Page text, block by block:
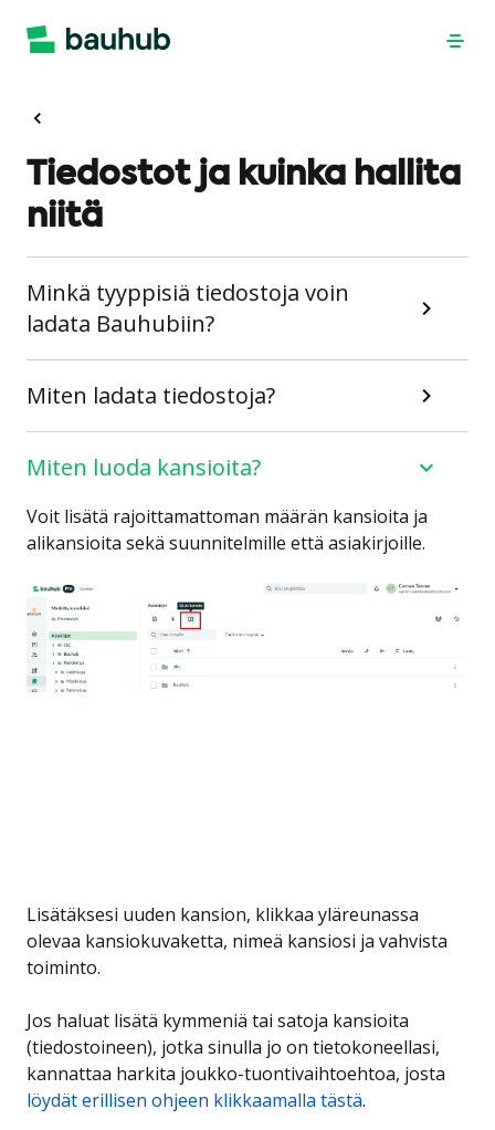
Tiedostot ja kuinka hallita
niitä
Minkä tyyppisiä tiedostoja voin
ladata Bauhubiin?
Miten ladata tiedostoja?
Miten luoda kansioita?
Voit lisätä rajoittamattoman määrän kansioita ja
alikansioita sekä suunnitelmille että asiakirjoille.
Lisätäksesi uuden kansion, klikkaa yläreunassa
olevaa kansiokuvaketta, nimeä kansiosi ja vahvista
toiminto.
Jos haluat lisätä kymmeniä tai satoja kansioita
(tiedostoineen), jotka sinulla jo on tietokoneellasi,
kannattaa harkita joukko-tuontivaihtoehtoa, josta
löydät erillisen ohjeen klikkaamalla tästä.